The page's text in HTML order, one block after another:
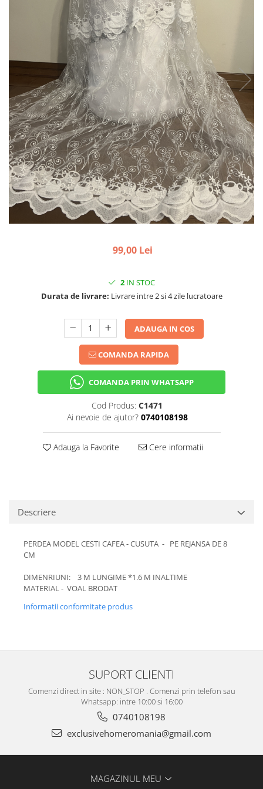
99,00 Lei
2 IN STOC
Durata de livrare: Livrare intre 2 si 4 zile lucratoare
ADAUGA IN COS
COMANDA RAPIDA
COMANDA PRIN WHATSAPP
Cod Produs: C1471
Ai nevoie de ajutor? 0740108198
Adauga la Favorite Cere informatii
Descriere
PERDEA MODEL CESTI CAFEA - CUSUTA - PE REJANSA DE 8
CM
DIMENRIUNI: 3 M LUNGIME *1.6 M INALTIME
MATERIAL - VOAL BRODAT
Informatii conformitate produs
SUPORT CLIENTI
Comenzi direct in site : NON_STOP . Comenzi prin telefon sau
Whatsapp: intre 10:00 si 16:00
0740108198
exclusivehomeromania@gmail.com
MAGAZINUL MEU